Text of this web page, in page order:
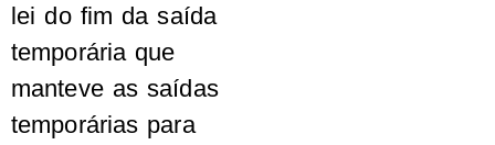
lei do fim da saída
temporária que
manteve as saídas
temporárias para